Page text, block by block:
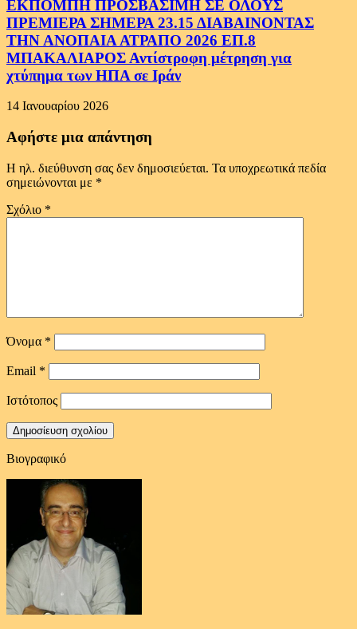
ΕΚΠΟΜΠΗ ΠΡΟΣΒΑΣΙΜΗ ΣΕ ΟΛΟΥΣ
ΠΡΕΜΙΕΡΑ ΣΗΜΕΡΑ 23.15 ΔΙΑΒΑΙΝΟΝΤΑΣ
ΤΗΝ ΑΝΟΠΑΙΑ ΑΤΡΑΠΟ 2026 ΕΠ.8
ΜΠΑΚΑΛΙΑΡΟΣ Αντίστροφη μέτρηση για
χτύπημα των ΗΠΑ σε Ιράν
14 Ιανουαρίου 2026
Αφήστε μια απάντηση
Η ηλ. διεύθυνση σας δεν δημοσιεύεται. Τα υποχρεωτικά πεδία
σημειώνονται με *
Σχόλιο *
Όνομα *
Email *
Ιστότοπος
Βιογραφικό